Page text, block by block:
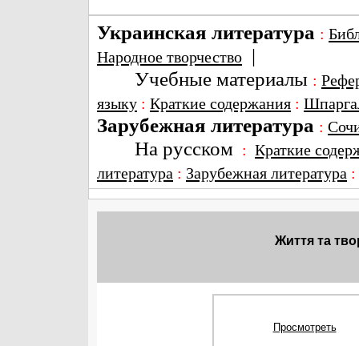
Украинская литература :
Народное творчество |
Учебные материалы :
языку : Краткие содержания :
Зарубежная литература :
На русском : Краткие
литература : Зарубежная литература
Життя та
Просмотреть